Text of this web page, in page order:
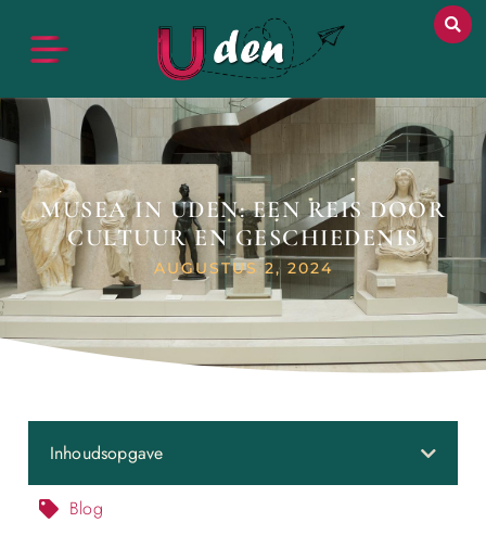
MUSEA IN UDEN: EEN REIS DOOR
CULTUUR EN GESCHIEDENIS
AUGUSTUS 2, 2024
Inhoudsopgave
Blog